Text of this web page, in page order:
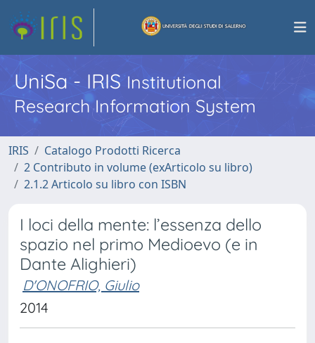
UniSa - IRISInstitutional
Research Information System
IRIS
Catalogo Prodotti Ricerca
2 Contributo in volume (exArticolo su libro)
2.1.2 Articolo su libro con ISBN
I loci della mente: l’essenza dello
spazio nel primo Medioevo (e in
Dante Alighieri)
D'ONOFRIO, Giulio
2014